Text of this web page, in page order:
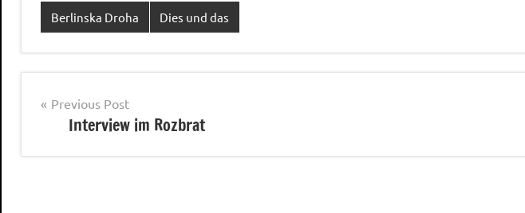
Berlinska Droha Dies und das
Post
navigation
Previous Post
Interview im Rozbrat